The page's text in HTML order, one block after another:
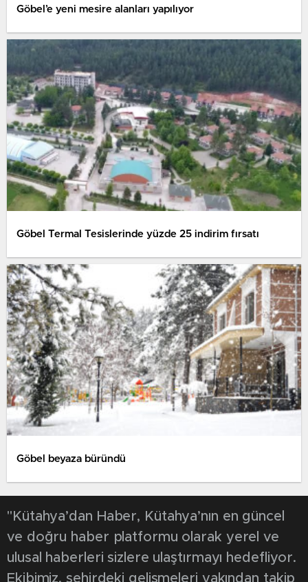
Göbel’e yeni mesire alanları yapılıyor
Göbel Termal Tesislerinde yüzde 25 indirim fırsatı
Göbel beyaza büründü
"Kütahya’dan Haber, Kütahya’nın en güncel
ve doğru haber platformu olarak yerel ve
ulusal haberleri sizlere ulaştırmayı hedefliyor.
Ekibimiz, şehirdeki gelişmeleri yakından takip